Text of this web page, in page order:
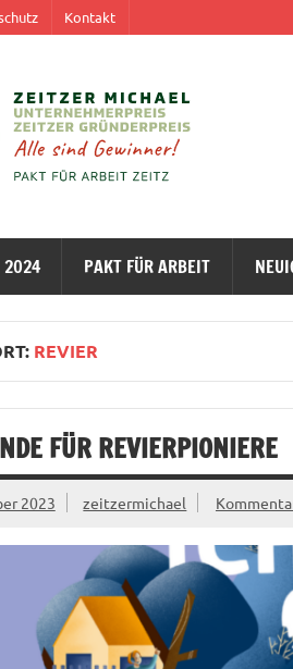
Kontakt
2024 PAKT FÜR ARBEIT
REVIER
FÜR REVIERPIONIERE
2023 zeitzermichael